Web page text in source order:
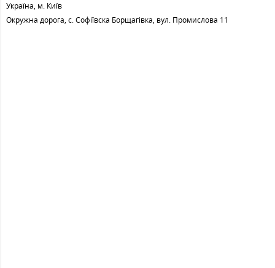
Україна, м. Київ
Окружна дорога, с. Софіївска Борщагівка, вул. Промислова 11